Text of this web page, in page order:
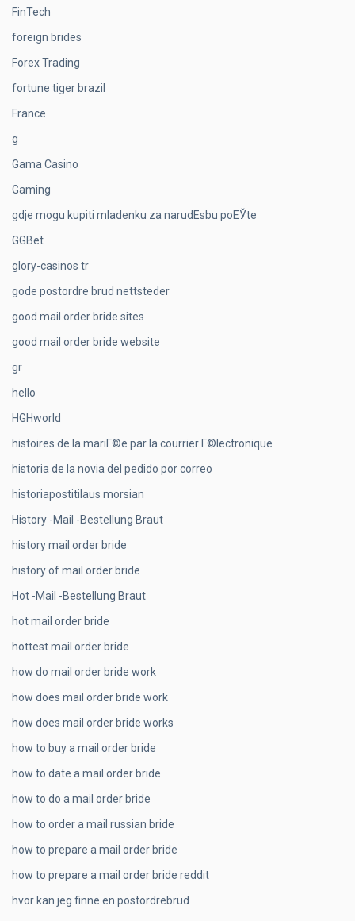
FinTech
foreign brides
Forex Trading
fortune tiger brazil
France
g
Gama Casino
Gaming
gdje mogu kupiti mladenku za narudЕѕbu poЕЎte
GGBet
glory-casinos tr
gode postordre brud nettsteder
good mail order bride sites
good mail order bride website
gr
hello
HGHworld
histoires de la mariГ©e par la courrier Г©lectronique
historia de la novia del pedido por correo
historiapostitilaus morsian
History -Mail -Bestellung Braut
history mail order bride
history of mail order bride
Hot -Mail -Bestellung Braut
hot mail order bride
hottest mail order bride
how do mail order bride work
how does mail order bride work
how does mail order bride works
how to buy a mail order bride
how to date a mail order bride
how to do a mail order bride
how to order a mail russian bride
how to prepare a mail order bride
how to prepare a mail order bride reddit
hvor kan jeg finne en postordrebrud